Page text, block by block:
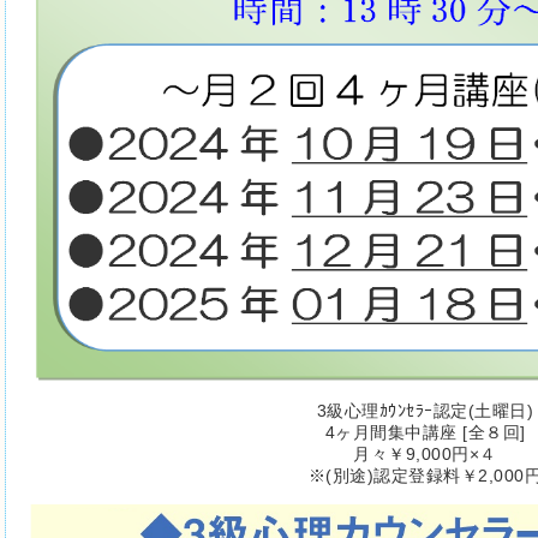
3級心理ｶｳﾝｾﾗｰ認定(土曜日)
4ヶ月間集中講座 [全８回]
月々￥9,000円×４
※(別途)認定登録料￥2,000